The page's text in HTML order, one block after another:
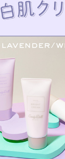
みを補正＆トーンア
ではなく、お肌にしっ
ントーン明るくトーン
っけんオフ
たケア処方
ームで塗布時の摩擦や
しいせっけんオフ
びる軽いつけ心地